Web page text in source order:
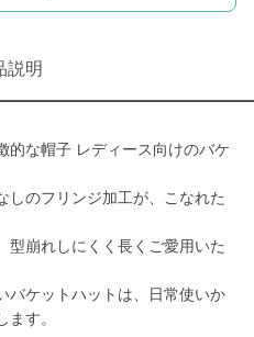
説明
的な帽子 レディース向けのバケ
しのフリンジ加工が、こなれた
型崩れしにくく長くご愛用いた
バケットハットは、日常使いか
す。